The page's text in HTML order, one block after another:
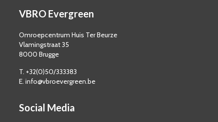
VBRO Evergreen
Omroepcentrum Huis Ter Beurze
Vlamingstraat 35
8000 Brugge
T. +32(0)50/333383
E. info@vbroevergreen.be
Social Media